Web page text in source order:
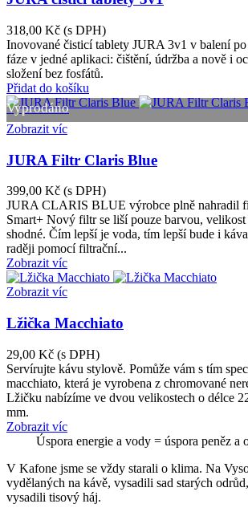
318,00 Kč (s DPH)
Inovované čisticí tablety JURA 3v1 v balení
fáze v jedné aplikaci: čištění, údržba a nově i
složení bez fosfátů.
Přidat do košíku
Vyprodáno
Zobrazit víc
JURA Filtr Claris Blue
399,00 Kč (s DPH)
JURA CLARIS BLUE výrobce plně nahradil
Smart+ Nový filtr se liší pouze barvou,
shodné. Čím lepší je voda, tím lepší bude i
raději pomocí filtrační...
Zobrazit víc
Zobrazit víc
Lžička Macchiato
29,00 Kč (s DPH)
Servírujte kávu stylově. Pomůže vám s tím
macchiato, která je vyrobena z chromované
Lžičku nabízíme ve dvou velikostech o délce
mm.
Zobrazit víc
Úspora energie a vody = úspora peněz a
V Kafone jsme se vždy starali o klima. Na
vydělaných na kávě, vysadili sad starých
vysadili tisový háj.